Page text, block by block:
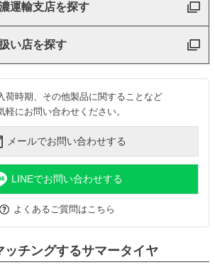
運輸支店を探す
い店を探す
荷時期、その他製品に関することなど
軽にお問い合わせください。
メールでお問い合わせする
LINEでお問い合わせする
よくあるご質問はこちら
ッチングするサマータイヤ